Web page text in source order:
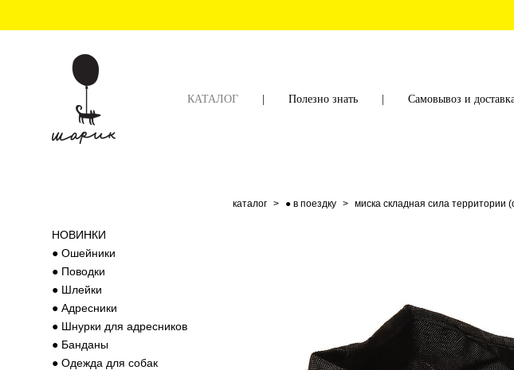
КАТАЛОГ | Полезно знать | Самовывоз и
НОВИНКИ
● Ошейники
● Поводки
● Шлейки
● Адресники
● Шнурки для адресников
● Банданы
● Одежда для собак
каталог > ● в поездку > миска складная сила территории